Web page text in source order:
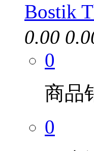
Bostik
0.00
0
商品
0